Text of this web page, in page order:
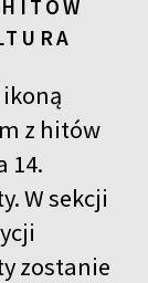
z hitów
14.
W sekcji
zostanie